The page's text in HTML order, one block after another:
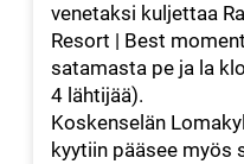
venetaksi kuljettaa
Resort | Best
satamasta pe ja la
4 lähtijää).
Koskenselän
kyytiin pääsee myös